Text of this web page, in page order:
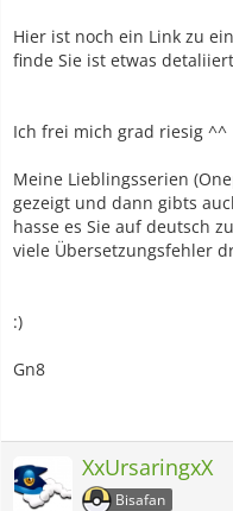
Hier ist noch ein Link zu
finde Sie ist etwas
Ich frei mich grad riesig ^^
Meine Lieblingsserien
gezeigt und dann gibts
hasse es Sie auf deutsch
viele Übersetzungsfehler
:)
Gn8
XxUrsaringxX
Bisafan